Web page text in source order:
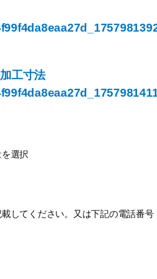
工寸法
選択
してください。又は下記の電話番号